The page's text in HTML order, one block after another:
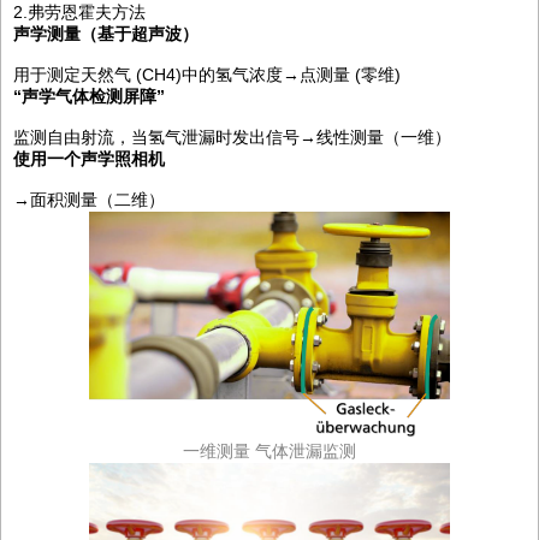
2.弗劳恩霍夫方法
声学测量（基于超声波）
用于测定天然气 (CH4)中的氢气浓度→点测量 (零维)
“声学气体检测屏障”
监测自由射流，当氢气泄漏时发出信号→线性测量（一维）
使用一个声学照相机
→面积测量（二维）
一维测量 气体泄漏监测